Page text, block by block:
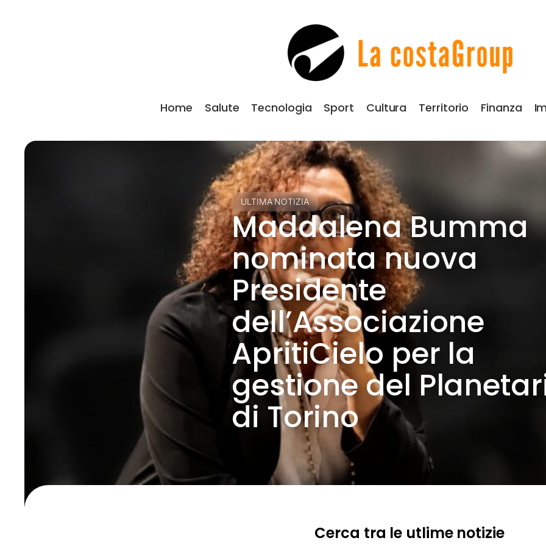
Home Salute Tecnologia Sport Cultura Territorio Finanza
ULTIMA NOTIZIA
Maddalena Bumma
nominata nuova
Presidente
dell’Associazione
ApritiCielo per la
gestione del
di Torino
Cerca tra le utlime notizie